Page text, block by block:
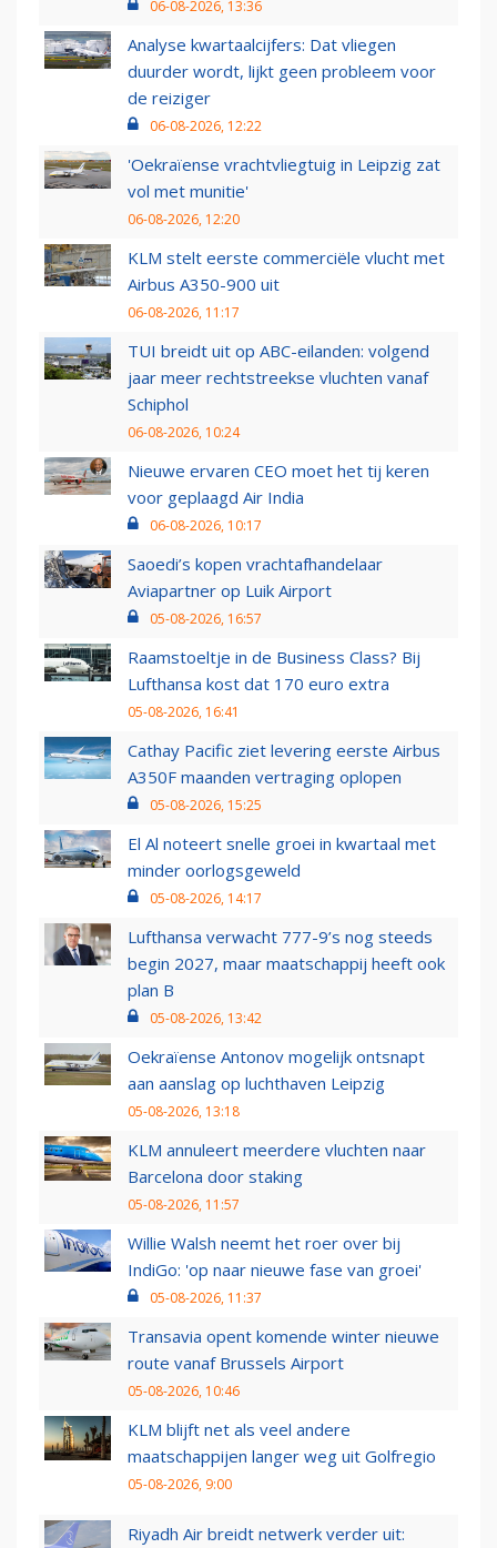
06-08-2026, 13:36
Analyse kwartaalcijfers: Dat vliegen
duurder wordt, lijkt geen probleem voor
de reiziger
06-08-2026, 12:22
'Oekraïense vrachtvliegtuig in Leipzig zat
vol met munitie'
06-08-2026, 12:20
KLM stelt eerste commerciële vlucht met
Airbus A350-900 uit
06-08-2026, 11:17
TUI breidt uit op ABC-eilanden: volgend
jaar meer rechtstreekse vluchten vanaf
Schiphol
06-08-2026, 10:24
Nieuwe ervaren CEO moet het tij keren
voor geplaagd Air India
06-08-2026, 10:17
Saoedi’s kopen vrachtafhandelaar
Aviapartner op Luik Airport
05-08-2026, 16:57
Raamstoeltje in de Business Class? Bij
Lufthansa kost dat 170 euro extra
05-08-2026, 16:41
Cathay Pacific ziet levering eerste Airbus
A350F maanden vertraging oplopen
05-08-2026, 15:25
El Al noteert snelle groei in kwartaal met
minder oorlogsgeweld
05-08-2026, 14:17
Lufthansa verwacht 777-9’s nog steeds
begin 2027, maar maatschappij heeft ook
plan B
05-08-2026, 13:42
Oekraïense Antonov mogelijk ontsnapt
aan aanslag op luchthaven Leipzig
05-08-2026, 13:18
KLM annuleert meerdere vluchten naar
Barcelona door staking
05-08-2026, 11:57
Willie Walsh neemt het roer over bij
IndiGo: 'op naar nieuwe fase van groei'
05-08-2026, 11:37
Transavia opent komende winter nieuwe
route vanaf Brussels Airport
05-08-2026, 10:46
KLM blijft net als veel andere
maatschappijen langer weg uit Golfregio
05-08-2026, 9:00
Riyadh Air breidt netwerk verder uit: